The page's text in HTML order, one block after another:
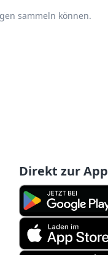
sammeln können.
Direkt zur App